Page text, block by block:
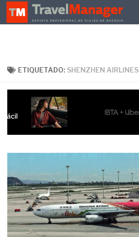
Debajo del contenido
ETIQUETADO: SHENZHEN AIRLINES